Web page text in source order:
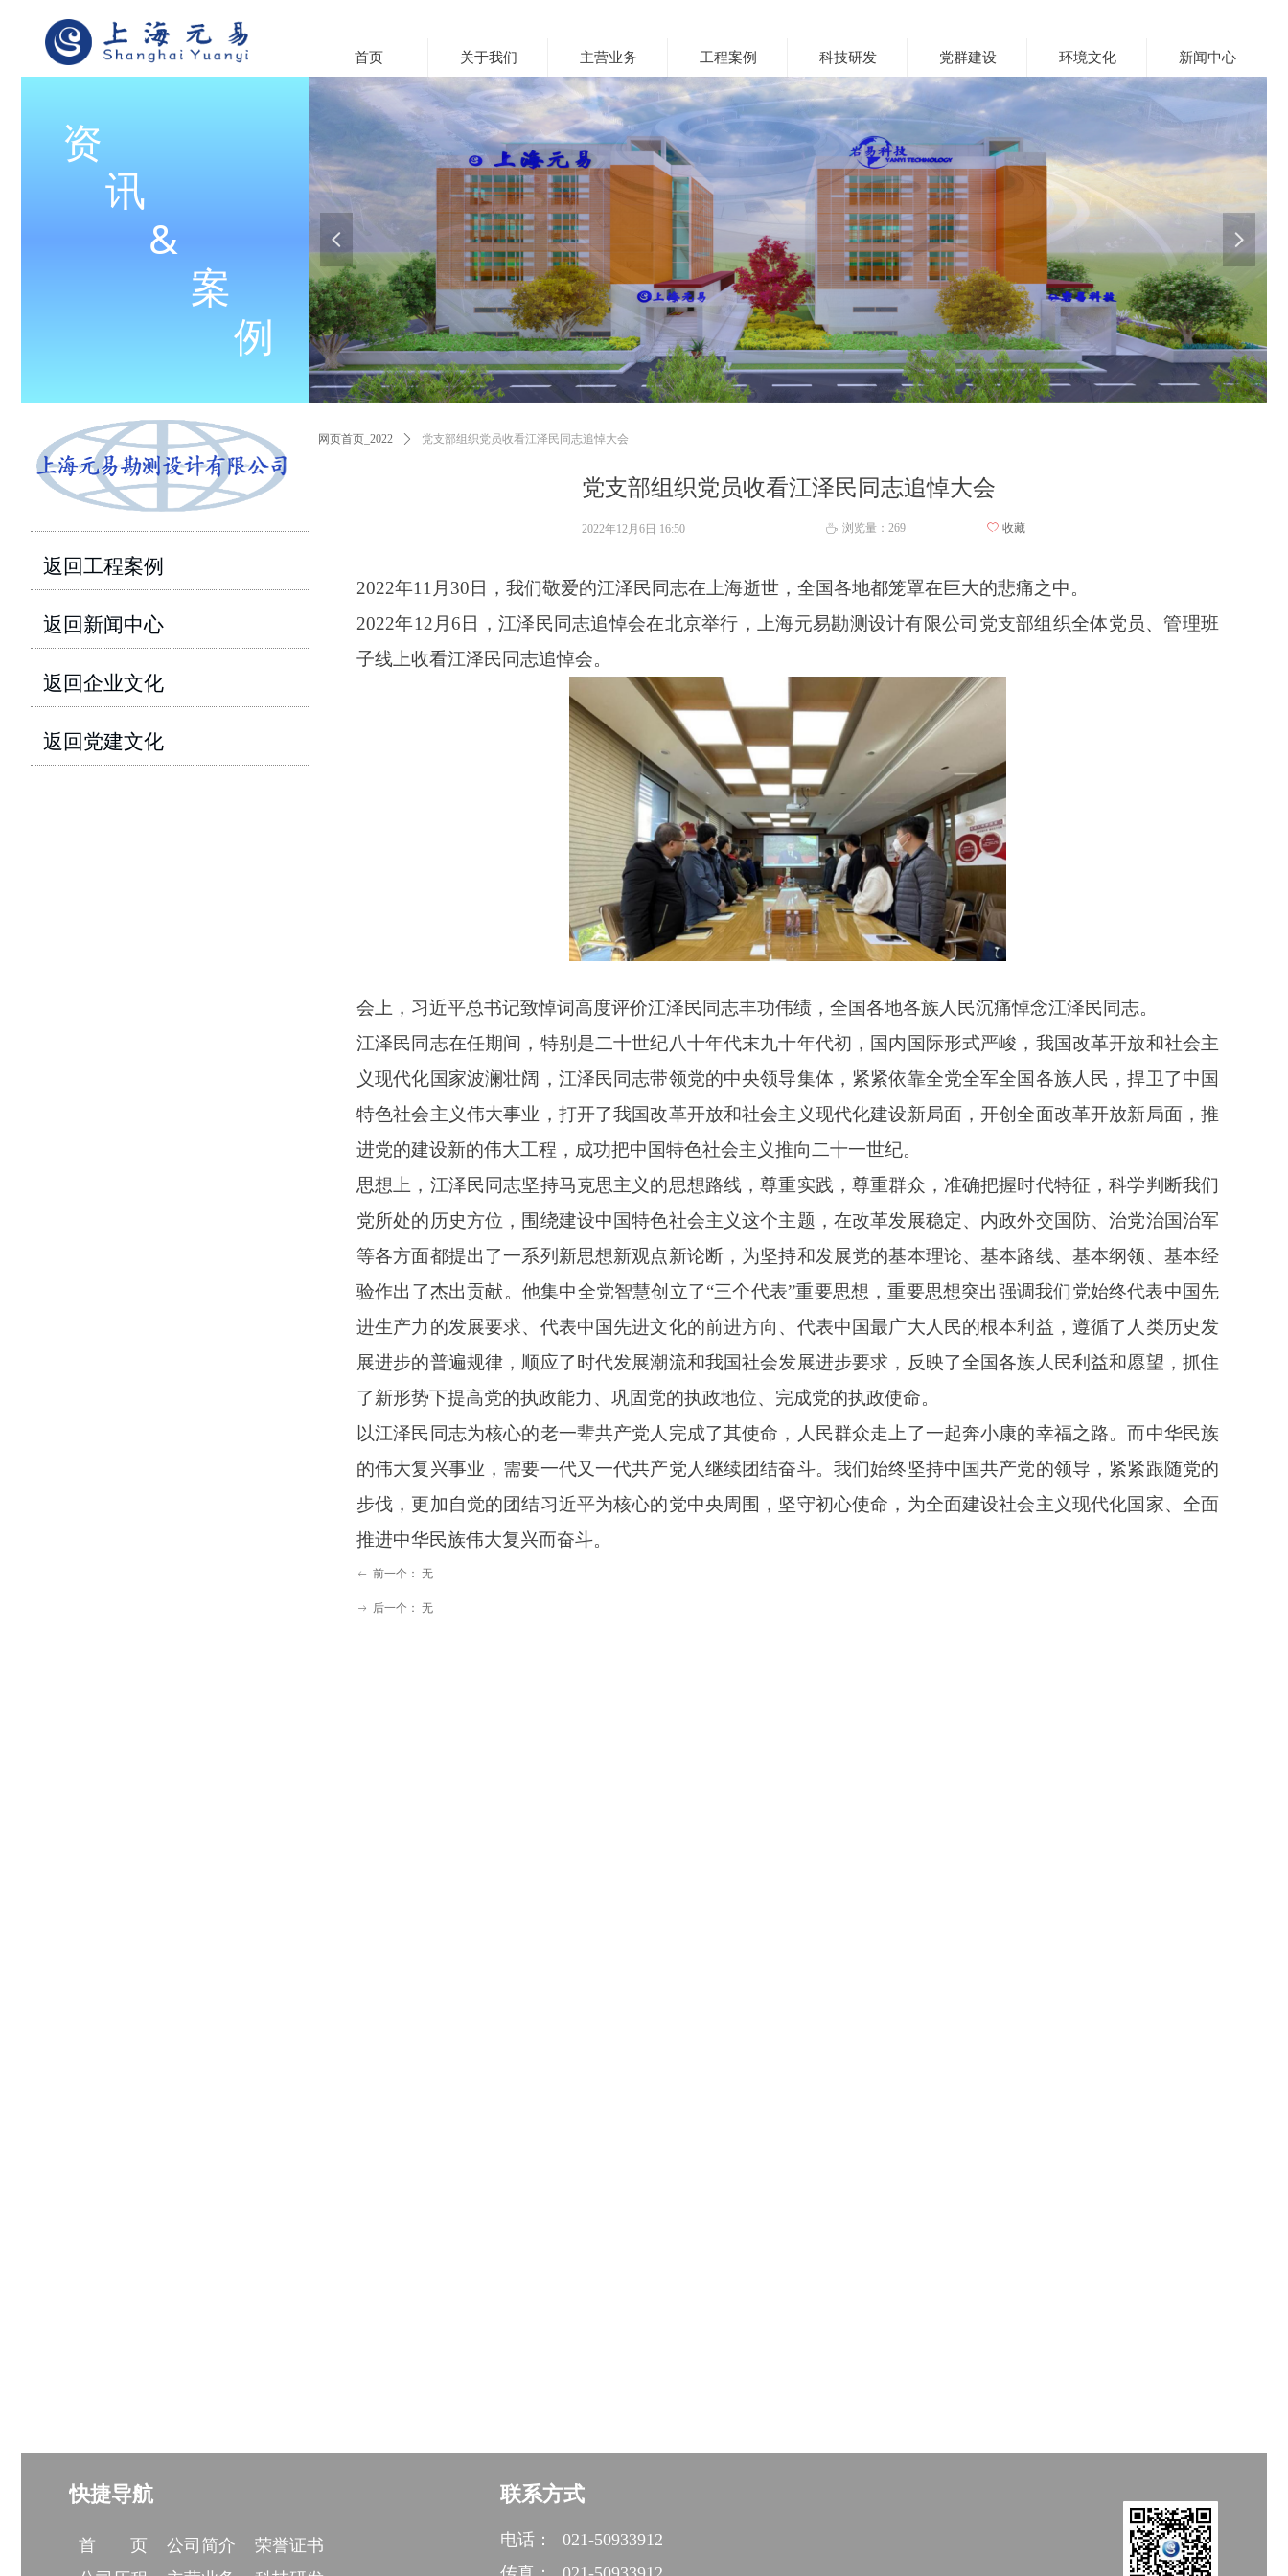
资
讯
&
案
例
首页 关于我们 主营业务 工程案例 科技研发 党群建设 环境文化 新闻中心
넳 넲
党支部组织党员收看江泽民同志追悼大会
网页首页_2022 ꄲ 党支部组织党员收看江泽民同志追悼大会
2022年11月30日，我们敬爱的江泽民同志在上海逝世，全国各地都笼罩在巨大的悲痛之中。
2022年12月6日，江泽民同志追悼会在北京举行，上海元易勘测设计有限公司党支部组织全体党员、管理班
子线上收看江泽民同志追悼会。
会上，习近平总书记致悼词高度评价江泽民同志丰功伟绩，全国各地各族人民沉痛悼念江泽民同志。
江泽民同志在任期间，特别是二十世纪八十年代末九十年代初，国内国际形式严峻，我国改革开放和社会主
义现代化国家波澜壮阔，江泽民同志带领党的中央领导集体，紧紧依靠全党全军全国各族人民，捍卫了中国
特色社会主义伟大事业，打开了我国改革开放和社会主义现代化建设新局面，开创全面改革开放新局面，推
进党的建设新的伟大工程，成功把中国特色社会主义推向二十一世纪。
思想上，江泽民同志坚持马克思主义的思想路线，尊重实践，尊重群众，准确把握时代特征，科学判断我们
党所处的历史方位，围绕建设中国特色社会主义这个主题，在改革发展稳定、内政外交国防、治党治国治军
等各方面都提出了一系列新思想新观点新论断，为坚持和发展党的基本理论、基本路线、基本纲领、基本经
验作出了杰出贡献。他集中全党智慧创立了“三个代表”重要思想，重要思想突出强调我们党始终代表中国先
进生产力的发展要求、代表中国先进文化的前进方向、代表中国最广大人民的根本利益，遵循了人类历史发
展进步的普遍规律，顺应了时代发展潮流和我国社会发展进步要求，反映了全国各族人民利益和愿望，抓住
了新形势下提高党的执政能力、巩固党的执政地位、完成党的执政使命。
以江泽民同志为核心的老一辈共产党人完成了其使命，人民群众走上了一起奔小康的幸福之路。而中华民族
的伟大复兴事业，需要一代又一代共产党人继续团结奋斗。我们始终坚持中国共产党的领导，紧紧跟随党的
步伐，更加自觉的团结习近平为核心的党中央周围，坚守初心使命，为全面建设社会主义现代化国家、全面
推进中华民族伟大复兴而奋斗。
2022年12月6日 16:50 ꄘ 浏览量： 269 ꄀ 收藏
ꂃ 前一个： 无
ꁹ 后一个： 无
返回工程案例
返回新闻中心
返回企业文化
返回党建文化
快捷导航
首 页 公司简介
荣誉证书
联系方式
电话：
021-50933912